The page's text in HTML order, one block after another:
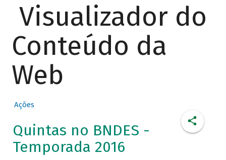
Visualizador do
Conteúdo da
Web
Ações
Quintas no BNDES -
Temporada 2016